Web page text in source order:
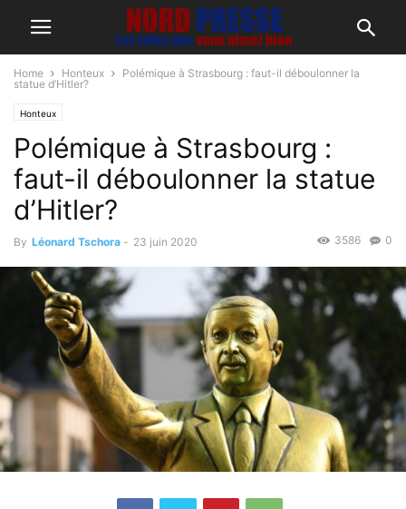
Home Honteux
Polémique à Strasbourg : faut-il déboulonner la
statue d’Hitler?
Honteux
Polémique à Strasbourg :
faut-il déboulonner la statue
d’Hitler?
By Léonard Tschora - 23 juin 2020 0
3586